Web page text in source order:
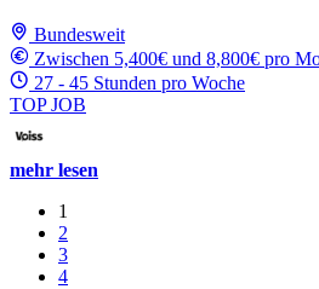
Bundesweit
Zwischen 5,400€ und 8,800€ pro
27 - 45 Stunden pro Woche
TOP JOB
mehr lesen
1
2
3
4